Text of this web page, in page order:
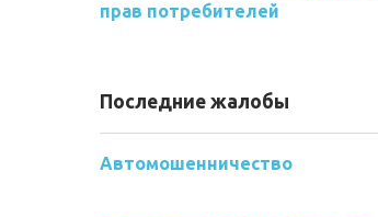
прав потребителей
Последние жалобы
Автомошенничество